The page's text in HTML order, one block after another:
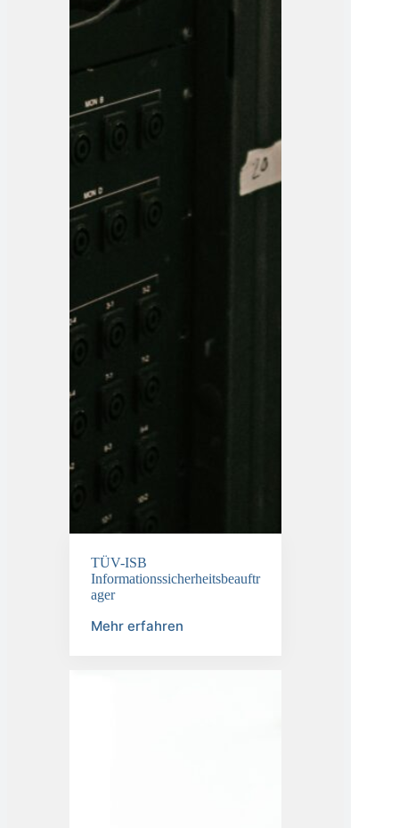
TÜV-ISB
Informationssicherheitsbeauftr